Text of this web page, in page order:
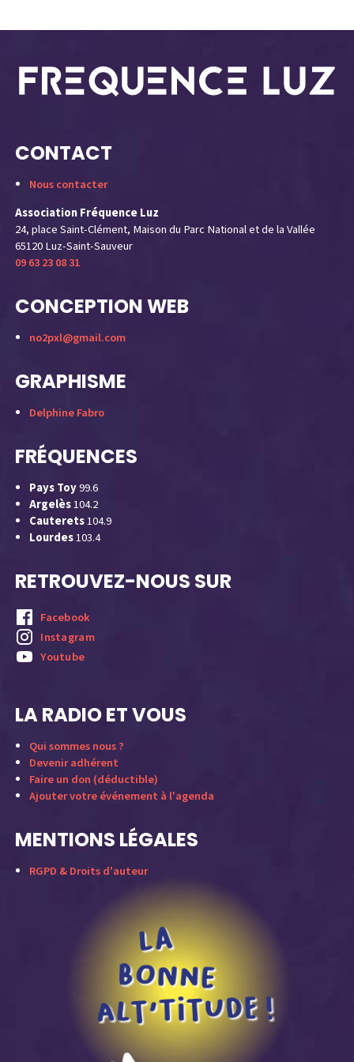
CONTACT
Nous contacter
Association Fréquence Luz
24, place Saint-Clément, Maison du Parc National et de la Vallée
65120 Luz-Saint-Sauveur
09 63 23 08 31
CONCEPTION WEB
no2pxl@gmail.com
GRAPHISME
Delphine Fabro
FRÉQUENCES
Pays Toy99.6
Argelès104.2
Cauterets104.9
Lourdes103.4
RETROUVEZ-NOUS SUR
Facebook
Instagram
Youtube
LA RADIO ET VOUS
Qui sommes nous ?
Devenir adhérent
Faire un don (déductible)
Ajouter votre événement à l'agenda
MENTIONS LÉGALES
RGPD & Droits d'auteur